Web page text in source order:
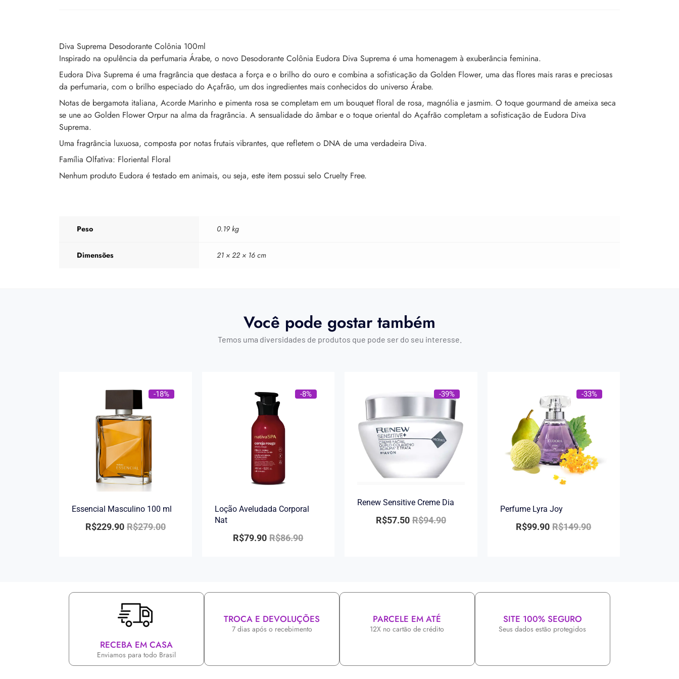
Diva Suprema Desodorante Colônia 100ml
Inspirado na opulência da perfumaria Árabe, o novo Desodorante Colônia Eudora Diva Suprema é uma homenagem à exuberância feminina.
Eudora Diva Suprema é uma fragrância que destaca a força e o brilho do ouro e combina a sofisticação da Golden Flower, uma das flores mais raras e preciosas
da perfumaria, com o brilho especiado do Açafrão, um dos ingredientes mais conhecidos do universo Árabe.
Notas de bergamota italiana, Acorde Marinho e pimenta rosa se completam em um bouquet floral de rosa, magnólia e jasmim. O toque gourmand de ameixa seca
se une ao Golden Flower Orpur na alma da fragrância. A sensualidade do âmbar e o toque oriental do Açafrão completam a sofisticação de Eudora Diva
Suprema.
Uma fragrância luxuosa, composta por notas frutais vibrantes, que refletem o DNA de uma verdadeira Diva.
Família Olfativa: Floriental Floral
Nenhum produto Eudora é testado em animais, ou seja, este item possui selo Cruelty Free.
Peso 0.19 kg
Dimensões 21 × 22 × 16 cm
Você pode gostar também
Temos uma diversidades de produtos que pode ser do seu interesse.
-18%
Essencial Masculino 100 ml
R$279.00
R$229.90
-8%
Loção Aveludada Corporal
Nat
R$86.90
R$79.90
-39%
Renew Sensitive Creme Dia
R$94.90
R$57.50
-33%
Perfume Lyra Joy
R$149.90
R$99.90
RECEBA EM CASA
Enviamos para todo Brasil
TROCA E DEVOLUÇÕES
7 dias após o recebimento
PARCELE EM ATÉ
12X no cartão de crédito
SITE 100% SEGURO
Seus dados estão protegidos